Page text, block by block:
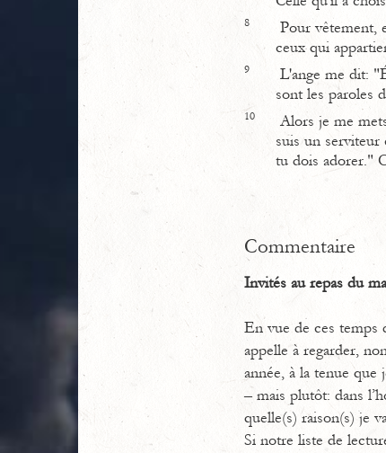
8
Pour vêtement,
ceux qui
9
L'ange me dit:
sont les paroles
10
Alors je me
suis un
tu dois adorer."
Commentaire
Invités au repas du
En vue de ces temps
appelle à regarder,
année, à la tenue que
– mais plutôt: dans
quelle(s) raison(s) je
Si notre liste de